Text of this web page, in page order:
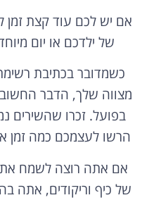
אם יש לכם עוד קצת
של ילדכם או יום
כשמדובר בכתיבת
מצווה שלך, הדבר החשוב
הרשו לעצמכם כמה זמן
אם אתה רוצה לשמח את
של כיף וריקודים, אתה